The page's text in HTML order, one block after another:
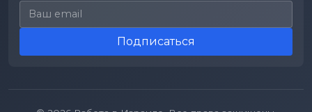
Email для подписки
Подписаться